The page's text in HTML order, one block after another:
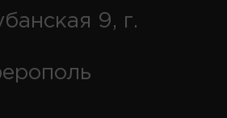
9, г.